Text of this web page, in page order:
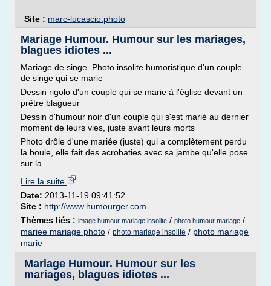
Site : marc-lucascio.photo
Mariage Humour. Humour sur les mariages,
blagues idiotes ...
Mariage de singe. Photo insolite humoristique d'un couple
de singe qui se marie
Dessin rigolo d'un couple qui se marie à l'église devant un
prêtre blagueur
Dessin d'humour noir d'un couple qui s'est marié au dernier
moment de leurs vies, juste avant leurs morts
Photo drôle d'une mariée (juste) qui a complètement perdu
la boule, elle fait des acrobaties avec sa jambe qu'elle pose
sur la...
Lire la suite
Date: 2013-11-19 09:41:52
Site : http://www.humourger.com
Thèmes liés : image humour mariage insolite / photo humour mariage /
mariee mariage photo / photo mariage insolite / photo mariage
marie
Mariage Humour. Humour sur les
mariages, blagues idiotes ...